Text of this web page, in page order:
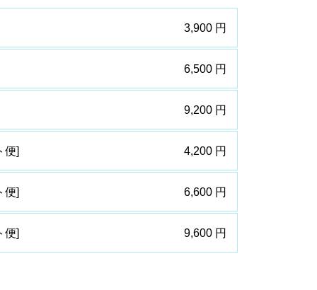
3,900 円
6,500 円
9,200 円
便] 4,200 円
便] 6,600 円
便] 9,600 円